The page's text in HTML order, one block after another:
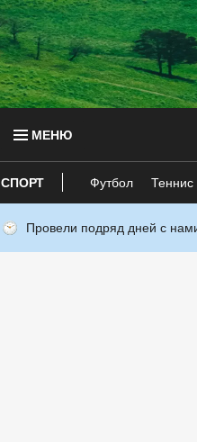
МЕНЮ
СПОРТ Футбол Теннис
Провели подряд дней с